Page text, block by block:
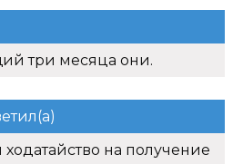
три месяца они.
на получение